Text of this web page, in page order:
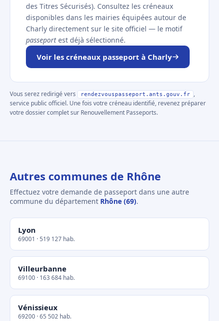
des Titres Sécurisés). Consultez les créneaux
disponibles dans les mairies équipées autour de
Charly directement sur le site officiel — le motif
passeport est déjà sélectionné.
Voir les créneaux passeport à Charly
Vous serez redirigé vers rendezvouspasseport.ants.gouv.fr
,
service public officiel. Une fois votre créneau identifié, revenez préparer
votre dossier complet sur Renouvellement Passeports.
Autres communes de Rhône
Effectuez votre demande de passeport dans une autre
commune du département Rhône (69).
Lyon
69001 · 519 127 hab.
Villeurbanne
69100 · 163 684 hab.
Vénissieux
69200 · 65 502 hab.